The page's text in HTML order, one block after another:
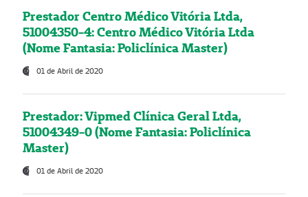
Prestador Centro Médico Vitória Ltda,
51004350-4: Centro Médico Vitória Ltda
(Nome Fantasia: Policlínica Master)
01 de Abril de 2020
Prestador: Vipmed Clínica Geral Ltda,
51004349-0 (Nome Fantasia: Policlínica
Master)
01 de Abril de 2020